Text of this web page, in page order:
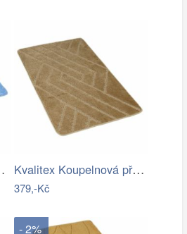
Kvalitex Koupelnová předložka Parkety…
379,-Kč
- 2%